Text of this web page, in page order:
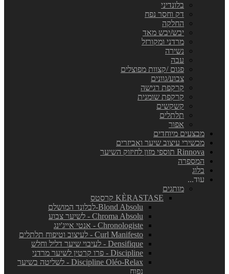
בלונדיני
דק וחסר נפח
החלקה
יבש/יבש מאד
מרדני ומקורזל
נשירה
עבה
פגום /קצוות מפוצלים
צבוע/גוונים
קרקפת רגישה
קרקפת שומנית
קשקשים
תלתלים
אפור
מבצעים מיוחדים
מכשירי עיצוב שיער ואביזרים
Rinnova תוספי מזון לחיזוק השיער
המספרה
בלוג
עוד...
מותגים
KÈRASTASE קרסטס
Blond Absolu-לבלונד המושלם
Chroma Absolu - לשיער צבוע
Chronologiste - אנטי אייג'ינג
Curl Manifesto - לעיצוב וטיפוח תלתלים
Densifique - לעיבוי שיער דליל וחלש
Discipline - פרו קרטין לשיער מרדני
Discipline Oléo-Relax - לשליטה בשיער
נפוח